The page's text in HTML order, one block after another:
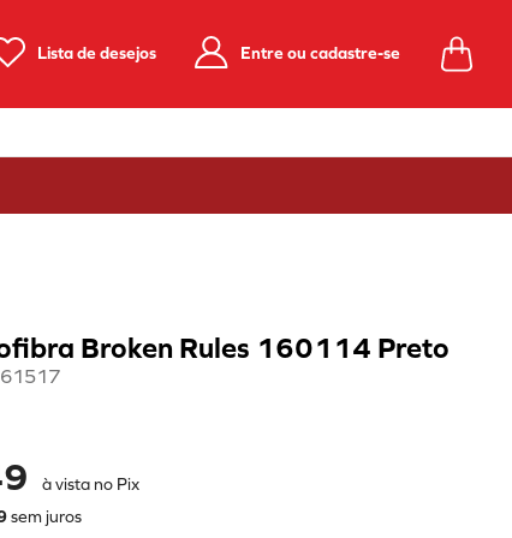
Lista de desejos Entre ou cadastre-se
Broken Rules 160114 Preto
à vista no Pix
sem juros